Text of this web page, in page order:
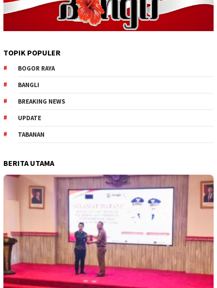
TOPIK POPULER
BOGOR RAYA
BANGLI
BREAKING NEWS
UPDATE
TABANAN
BERITA UTAMA